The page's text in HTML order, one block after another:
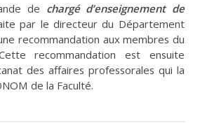
de chargé d’enseignement de
par le directeur du Département
recommandation aux membres du
recommandation est ensuite
des affaires professorales qui la
de la Faculté.